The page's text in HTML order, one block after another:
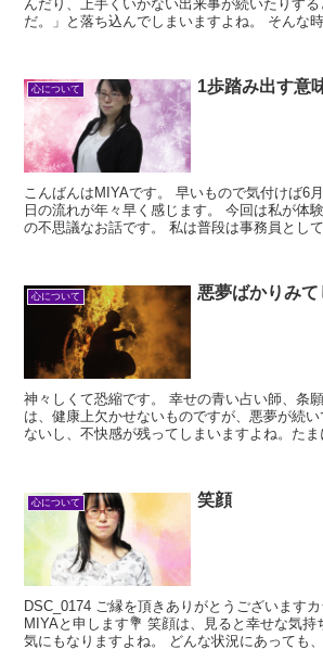
んだり、上手くいかない出来事が続いたりす
だ。」と落ち込んでしまいますよね。 そんな
心について 1歩踏み出す意
こんばんはMIYAです。 早いもので気付けば6
日の流れが年々早く感じます。 今回は私が体
の不思議なお話です。 私は普段は事務員とし
心について 悪夢ばかりみて
神々しくて恐縮です。 幸せの青い占い師、条
は、健康上欠かせないものですが、悪夢が続
ないし、不快感が残ってしまいますよね。た
心について 笑顔
DSC_0174 ご縁を頂きありがとうございます
MIYAと申します💐 笑顔は、見ると幸せな気持
気にもなりますよね。 どんな状況にあっても